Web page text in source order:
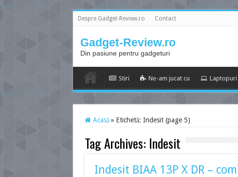
Despre Gadget-Review.ro Contact
Gadget-Review.ro
Din pasiune pentru gadgeturi
Stiri Ne-am jucat cu Laptopuri
Acasă » Etichetă: Indesit(page 5)
Tag Archives: Indesit
Indesit BIAA 13P X DR –